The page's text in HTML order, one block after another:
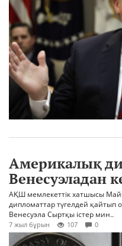
Америкалық
Венесуэладан
АҚШ мемлекеттік хатшысы
дипломаттар түгелдей қайтып
Венесуэла Сыртқы істер мин..
7 жыл бұрын 107 0